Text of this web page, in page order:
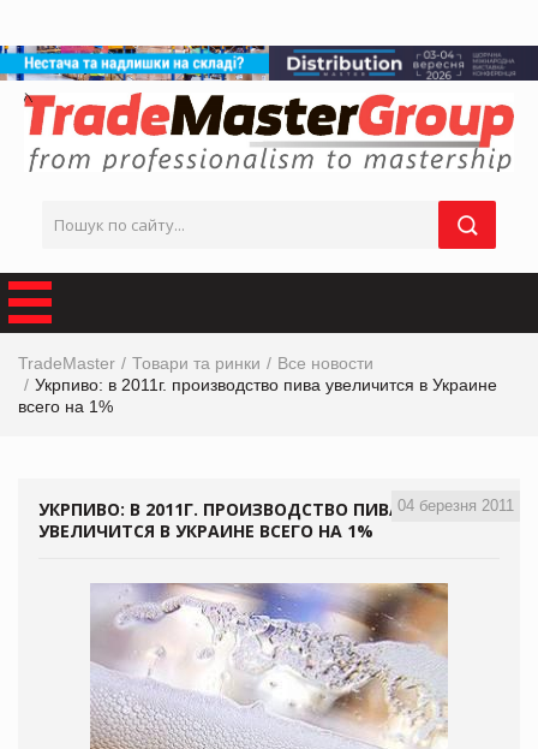
TradeMaster Товари та ринки
Все новости
Укрпиво: в 2011г. производство пива увеличится в Украине
всего на 1%
04 березня 2011
УКРПИВО: В 2011Г. ПРОИЗВОДСТВО ПИВА
УВЕЛИЧИТСЯ В УКРАИНЕ ВСЕГО НА 1%